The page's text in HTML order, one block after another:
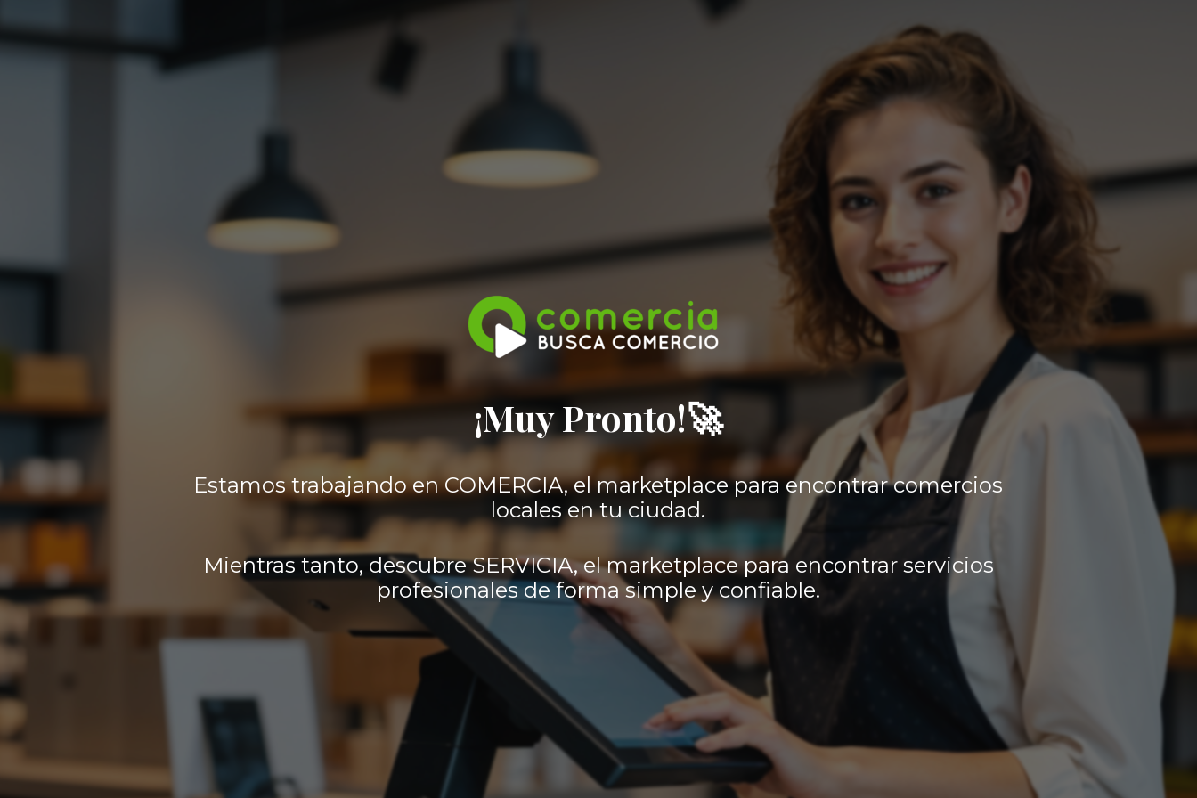
¡Muy Pronto!🚀
Estamos trabajando en COMERCIA, el marketplace para encontrar comercios
locales en tu ciudad.
Mientras tanto, descubre SERVICIA, el marketplace para encontrar servicios
profesionales de forma simple y confiable.